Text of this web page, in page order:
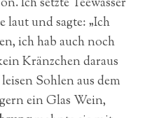
laut und sagte: „Ich
ich hab auch noch
Kränzchen daraus
Sohlen aus dem
ein Glas Wein,